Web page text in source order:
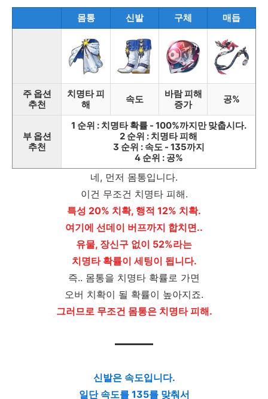
몸통 신발 구체 매듭
주 옵션
추천
치명타 피
해
속도
바람 피해
증가
공%
부 옵션
추천
1 순위 : 치명타 확률 - 100%까지만 맞춥시다.
2 순위 : 치명타 피해
3 순위 : 속도 - 135까지
4 순위 : 공%
네, 먼저 몸통입니다.
이건 무조건 치명타 피해.
특성 20% 치확, 행적 12% 치확.
여기에 선데이 버프까지 합치면..
유물, 장신구 없이 52%라는
치명타 확률이 세팅이 됩니다.
즉.. 몸통을 치명타 확률로 가면
오버 치확이 될 확률이 높아지죠.
그러므로 무조건 몸통은 치명타 피해.
신발은 속도입니다.
일단 속도를 135를 맞춰서